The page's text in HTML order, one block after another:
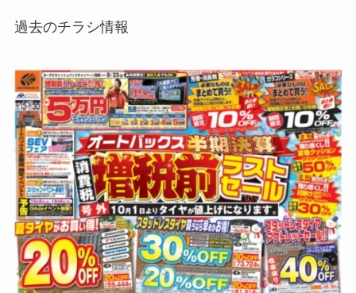
過去のチラシ情報